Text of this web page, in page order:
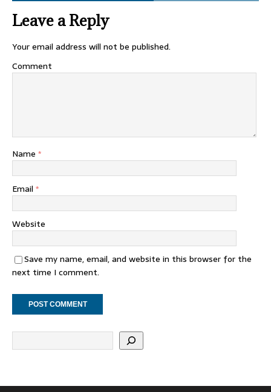
Leave a Reply
Your email address will not be published.
Comment
Name *
Email *
Website
Save my name, email, and website in this browser for the
next time I comment.